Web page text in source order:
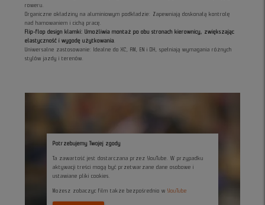
roweru.
Organiczne okładziny na aluminiowym podkładzie: Zapewniają doskonałą kontrolę
nad hamowaniem i cichą pracę.
Flip-flop design klamki: Umożliwia montaż po obu stronach kierownicy, zwiększając
elastyczność i wygodę użytkowania
Uniwersalne zastosowanie: Idealne do XC, AM, EN i DH, spełniają wymagania różnych
stylów jazdy i terenów.
Potrzebujemy Twojej zgody
Ta zawartość jest dostarczana przez YouTube. W przypadku
aktywacji treści mogą być przetwarzane dane osobowe i
ustawiane pliki cookies.
Możesz zobaczyc film także bezpośrednio w YouTube